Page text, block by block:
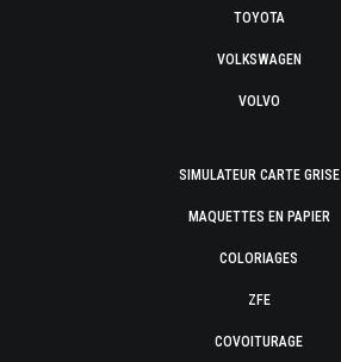
TOYOTA
VOLKSWAGEN
VOLVO
SIMULATEUR CARTE GRISE
MAQUETTES EN PAPIER
COLORIAGES
ZFE
COVOITURAGE